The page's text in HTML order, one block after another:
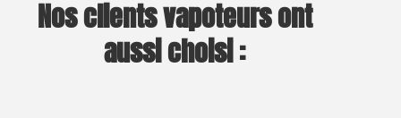
Nos clients vapoteurs ont
aussi choisi :